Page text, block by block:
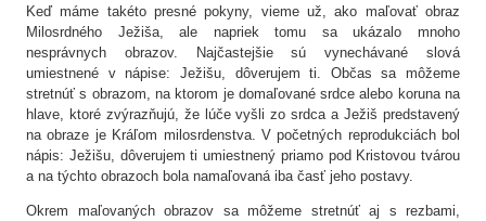
Keď máme takéto presné pokyny, vieme už, ako maľovať obraz
Milosrdného Ježiša, ale napriek tomu sa ukázalo mnoho
nesprávnych obrazov. Najčastejšie sú vynechávané slová
umiestnené v nápise: Ježišu, dôverujem ti. Občas sa môžeme
stretnúť s obrazom, na ktorom je domaľované srdce alebo koruna na
hlave, ktoré zvýrazňujú, že lúče vyšli zo srdca a Ježiš predstavený
na obraze je Kráľom milosrdenstva. V početných reprodukciách bol
nápis: Ježišu, dôverujem ti umiestnený priamo pod Kristovou tvárou
a na týchto obrazoch bola namaľovaná iba časť jeho postavy.
Okrem maľovaných obrazov sa môžeme stretnúť aj s rezbami,